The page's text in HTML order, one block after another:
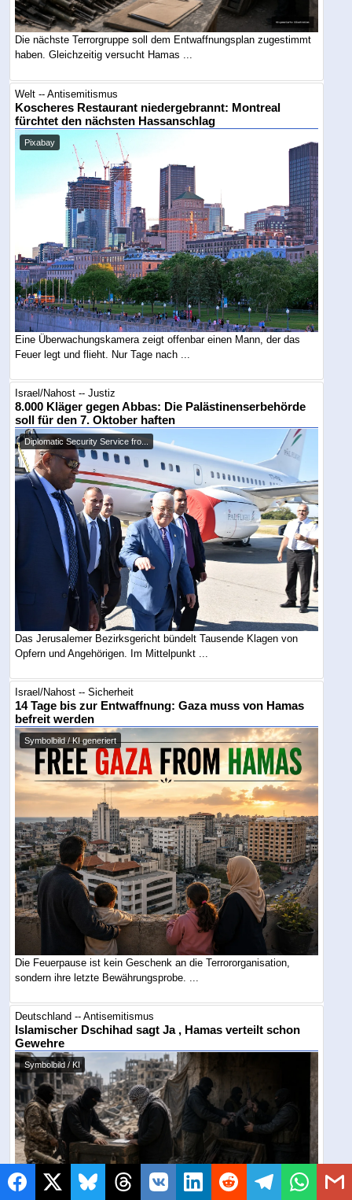
Die nächste Terrorgruppe soll dem Entwaffnungsplan zugestimmt
haben. Gleichzeitig versucht Hamas ...
Welt -- Antisemitismus
Koscheres Restaurant niedergebrannt: Montreal
fürchtet den nächsten Hassanschlag
Pixabay
Eine Überwachungskamera zeigt offenbar einen Mann, der das
Feuer legt und flieht. Nur Tage nach ...
Israel/Nahost -- Justiz
8.000 Kläger gegen Abbas: Die Palästinenserbehörde
soll für den 7. Oktober haften
Diplomatic Security Service fro...
Das Jerusalemer Bezirksgericht bündelt Tausende Klagen von
Opfern und Angehörigen. Im Mittelpunkt ...
Israel/Nahost -- Sicherheit
14 Tage bis zur Entwaffnung: Gaza muss von Hamas
befreit werden
Symbolbild / KI generiert
Die Feuerpause ist kein Geschenk an die Terrororganisation,
sondern ihre letzte Bewährungsprobe. ...
Deutschland -- Antisemitismus
Islamischer Dschihad sagt Ja , Hamas verteilt schon
Gewehre
Symbolbild / KI